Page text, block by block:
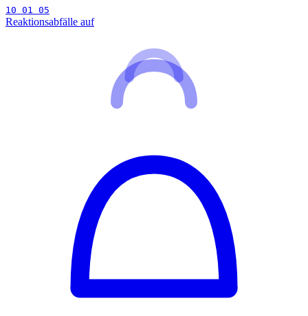
10 01 05
Reaktionsabfälle auf